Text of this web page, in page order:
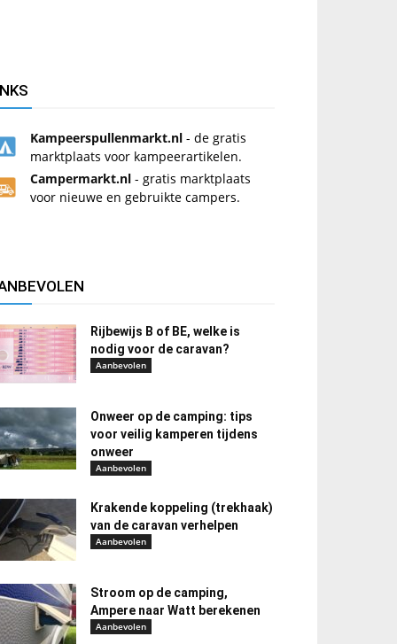
Kampeerspullenmarkt.nl - de gratis
marktplaats voor kampeerartikelen.
Campermarkt.nl - gratis marktplaats
voor nieuwe en gebruikte campers.
Rijbewijs B of BE, welke is
nodig voor de caravan?
Aanbevolen
Onweer op de camping: tips
voor veilig kamperen tijdens
onweer
Aanbevolen
Krakende koppeling (trekhaak)
van de caravan verhelpen
Aanbevolen
Stroom op de camping,
Ampere naar Watt berekenen
Aanbevolen